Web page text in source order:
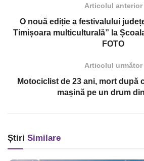
Articolul anterior
O nouă ediție a festivalului
Timișoara multiculturală” la
FOTO
Articolul următor
Motociclist de 23 ani, mort după
mașină pe un drum
Știri Similare